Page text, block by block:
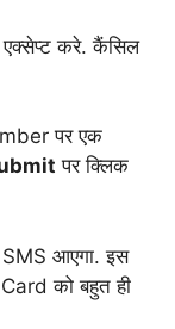
करे. कैंसिल
पर एक
पर क्लिक
आएगा. इस
को बहुत ही